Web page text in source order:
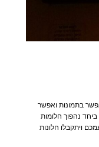
בתמונות ואפשר
ביחד נהפוך חלומות
ויתקבלו חלונות